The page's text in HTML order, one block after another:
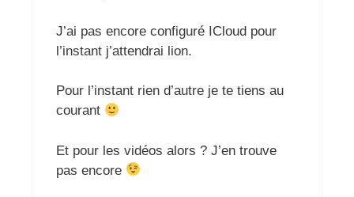
J’ai pas encore configuré ICloud pour
l’instant j’attendrai lion.
Pour l’instant rien d’autre je te tiens au
courant
Et pour les vidéos alors ? J’en trouve
pas encore